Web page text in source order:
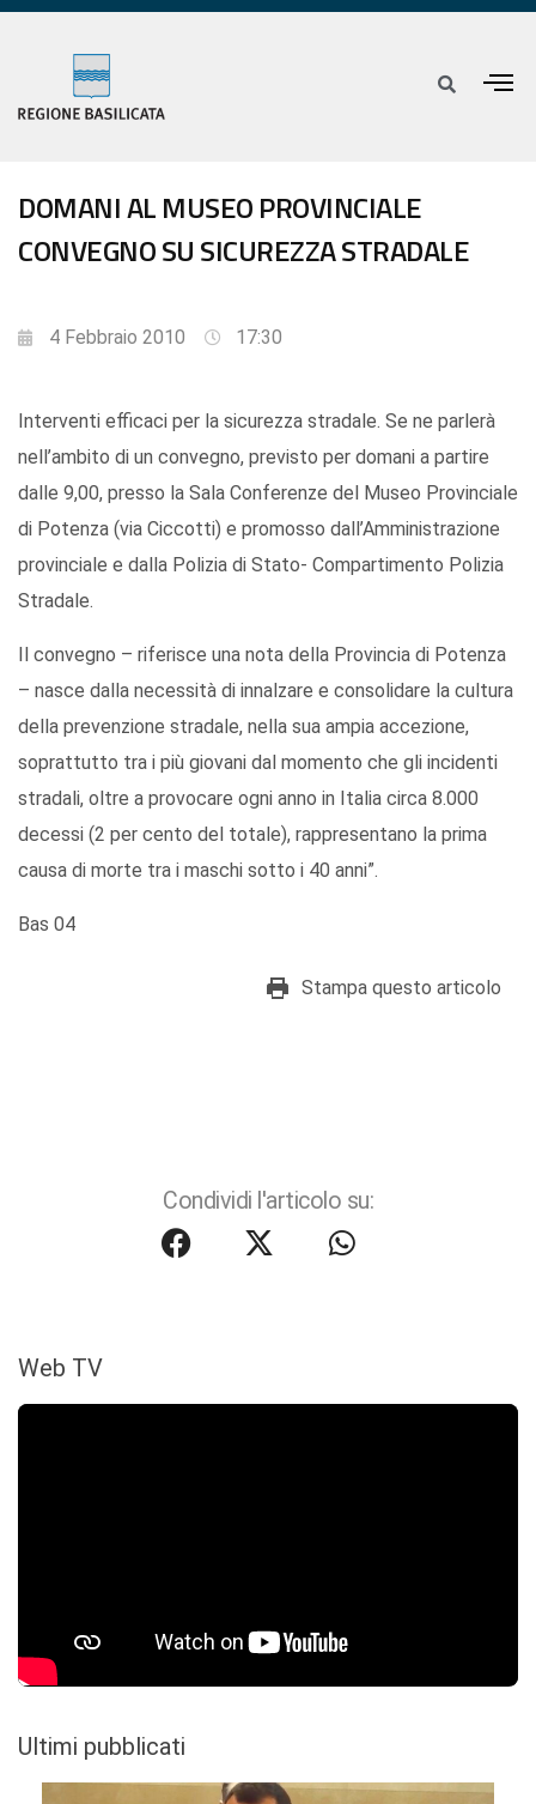
DOMANI AL MUSEO PROVINCIALE
CONVEGNO SU SICUREZZA STRADALE
4 Febbraio 2010 17:30
Interventi efficaci per la sicurezza stradale. Se ne parlerà
nell’ambito di un convegno, previsto per domani a partire
dalle 9,00, presso la Sala Conferenze del Museo Provinciale
di Potenza (via Ciccotti) e promosso dall’Amministrazione
provinciale e dalla Polizia di Stato- Compartimento Polizia
Stradale.
Il convegno – riferisce una nota della Provincia di Potenza
– nasce dalla necessità di innalzare e consolidare la cultura
della prevenzione stradale, nella sua ampia accezione,
soprattutto tra i più giovani dal momento che gli incidenti
stradali, oltre a provocare ogni anno in Italia circa 8.000
decessi (2 per cento del totale), rappresentano la prima
causa di morte tra i maschi sotto i 40 anni”.
Bas 04
Stampa questo articolo
Condividi l'articolo su:
Web TV
Ultimi pubblicati